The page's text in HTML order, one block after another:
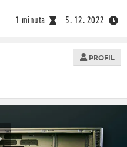
1 minuta 5. 12. 2022
PROFIL